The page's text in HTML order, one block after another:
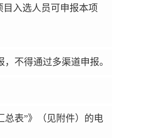
入选人员可申报本项
不得通过多渠道申报。
总表”》（见附件）的电